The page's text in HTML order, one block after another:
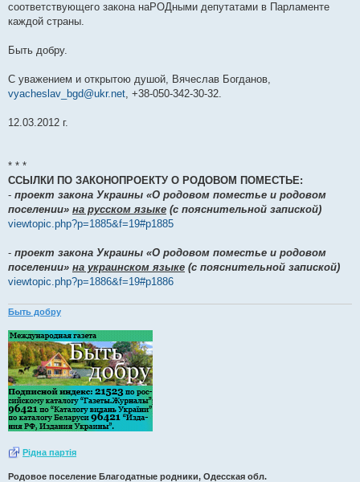
соответствующего закона наРОДными депутатами в Парламенте
каждой страны.
Быть добру.
С уважением и открытою душой, Вячеслав Богданов,
vyacheslav_bgd@ukr.net, +38-050-342-30-32.
12.03.2012 г.
* * *
ССЫЛКИ ПО ЗАКОНОПРОЕКТУ О РОДОВОМ ПОМЕСТЬЕ:
- проект закона Украины «О родовом поместье и родовом
поселении» на русском языке (с пояснительной запиской)
viewtopic.php?p=1885&f=19#p1885
- проект закона Украины «О родовом поместье и родовом
поселении» на украинском языке (с пояснительной запиской)
viewtopic.php?p=1886&f=19#p1886
Быть добру
Рiдна партiя
Родовое поселение Благодатные родники, Одесская обл.